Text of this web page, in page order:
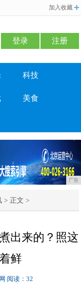
加入收藏
登录 注册
科技
美食
广告
> 正文 >
出来的？照这
鲜
阅读：32